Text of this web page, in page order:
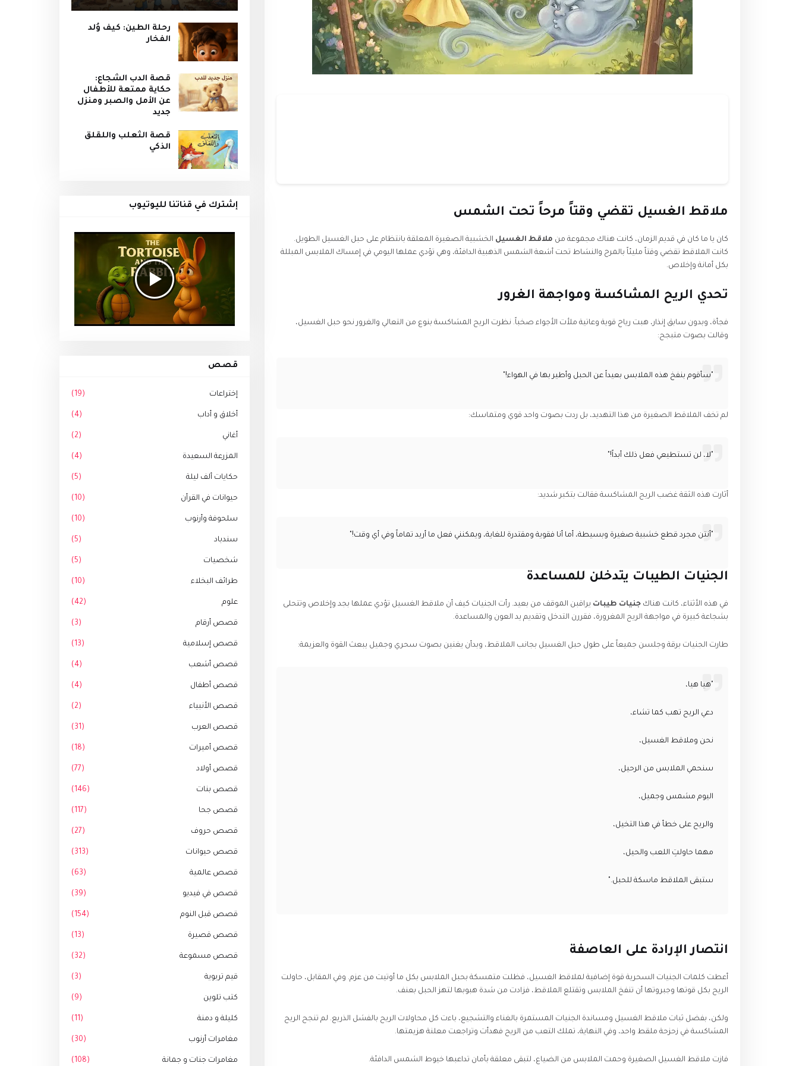
​ملاقط الغسيل تقضي وقتاً مرحاً تحت الشمس
​كان يا ما كان في قديم الزمان، كانت هناك مجموعة من ملاقط الغسيل الخشبية الصغيرة المعلقة بانتظام على حبل الغسيل الطويل.
كانت الملاقط تقضي وقتاً مليئاً بالمرح والنشاط تحت أشعة الشمس الذهبية الدافئة، وهي تؤدي عملها اليومي في إمساك الملابس المبللة
بكل أمانة وإخلاص.
​تحدي الريح المشاكسة ومواجهة الغرور
​فجأة، وبدون سابق إنذار، هبت رياح قوية وعاتية ملأت الأجواء صخباً. نظرت الريح المشاكسة بنوع من التعالي والغرور نحو حبل الغسيل،
وقالت بصوت متبجح:
​"سأقوم بنفخ هذه الملابس بعيداً عن الحبل وأطير بها في الهواء!"
​لم تخف الملاقط الصغيرة من هذا التهديد، بل ردت بصوت واحد قوي ومتماسك:
​"لا، لن تستطيعي فعل ذلك أبداً!"
​أثارت هذه الثقة غضب الريح المشاكسة فقالت بتكبر شديد:
​"أنتن مجرد قطع خشبية صغيرة وبسيطة، أما أنا فقوية ومقتدرة للغاية، ويمكنني فعل ما أريد تماماً وفي أي وقت!"
​الجنيات الطيبات يتدخلن للمساعدة
​في هذه الأثناء، كانت هناكجنيات طيبات يراقبن الموقف من بعيد. رأت الجنيات كيف أن ملاقط الغسيل تؤدي عملها بجد وإخلاص وتتحلى
بشجاعة كبيرة في مواجهة الريح المغرورة، فقررن التدخل وتقديم يد العون والمساعدة.
​طارت الجنيات برقة وجلسن جميعاً على طول حبل الغسيل بجانب الملاقط، وبدأن يغنين بصوت سحري وجميل يبعث القوة والعزيمة:
​"هيا هيا،
​دعي الريح تهب كما تشاء،
​نحن وملاقط الغسيل،
​سنحمي الملابس من الرحيل،
​اليوم مشمس وجميل،
​والريح على خطأ في هذا التخيل،
​مهما حاولتِ اللعب والحيل،
​ستبقى الملاقط ماسكة للحبل."
​انتصار الإرادة على العاصفة
​أعطت كلمات الجنيات السحرية قوة إضافية لملاقط الغسيل، فظلت متمسكة بحبل الملابس بكل ما أوتيت من عزم. وفي المقابل، حاولت
الريح بكل قوتها وجبروتها أن تنفخ الملابس وتقتلع الملاقط، فزادت من شدة هبوبها لتهز الحبل بعنف.
​ولكن، بفضل ثبات ملاقط الغسيل ومساندة الجنيات المستمرة بالغناء والتشجيع، باءت كل محاولات الريح بالفشل الذريع. لم تنجح الريح
المشاكسة في زحزحة ملقط واحد، وفي النهاية، تملك التعب من الريح فهدأت وتراجعت معلنة هزيمتها.
​فازت ملاقط الغسيل الصغيرة وحمت الملابس من الضياع، لتبقى معلقة بأمان تداعبها خيوط الشمس الدافئة.
رحلة الطين: كيف وُلد
الفخار
قصة الدب الشجاع:
حكاية ممتعة للأطفال
عن الأمل والصبر ومنزل
جديد
قصة الثعلب واللقلق
الذكي
إشترك في قناتنا لليوتيوب
قصص
إختراعات (19)
أخلاق و أداب (4)
أغاني (2)
المزرعة السعيدة (4)
حكايات ألف ليلة (5)
حيوانات في القرأن (10)
سلحوفة وأرنوب (10)
سندباد (5)
شخصيات (5)
طرائف البخلاء (10)
علوم (42)
قصص أرقام (3)
قصص إسلامية (13)
قصص أشعب (4)
قصص أطفال (4)
قصص الأنبياء (2)
قصص العرب (31)
قصص أميرات (18)
قصص أولاد (77)
قصص بنات (146)
قصص جحا (117)
قصص حروف (27)
قصص حيوانات (313)
قصص عالمية (63)
قصص في فيديو (39)
قصص قبل النوم (154)
قصص قصيرة (13)
قصص مسموعة (32)
قيم تربوية (3)
كتب تلوين (9)
كليلة و دمنة (11)
مغامرات أرنوب (30)
مغامرات جنات و جمانة (108)